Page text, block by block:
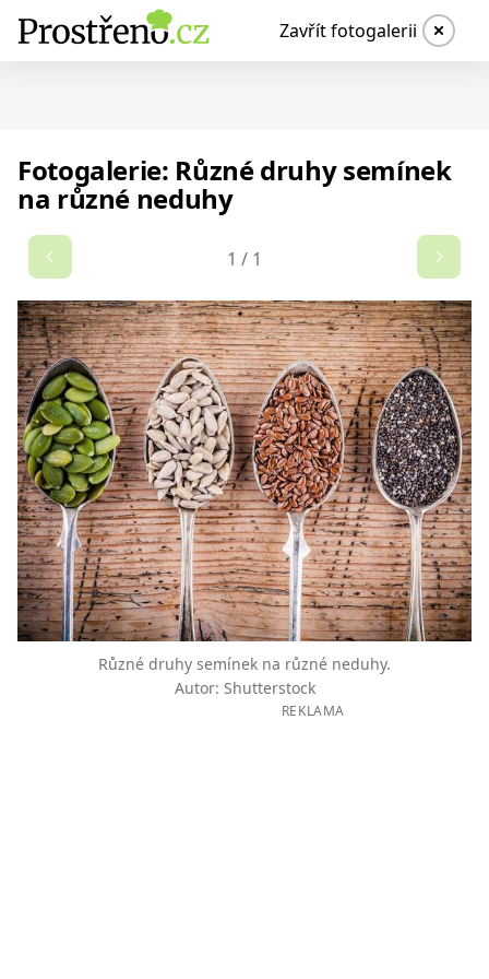
Zavřít fotogalerii
Fotogalerie: Různé druhy semínek
na různé neduhy
1 / 1
Různé druhy semínek na různé neduhy.
Autor: Shutterstock
REKLAMA